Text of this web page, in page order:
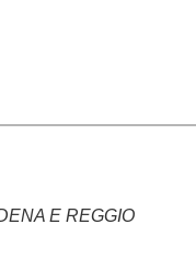
E REGGIO